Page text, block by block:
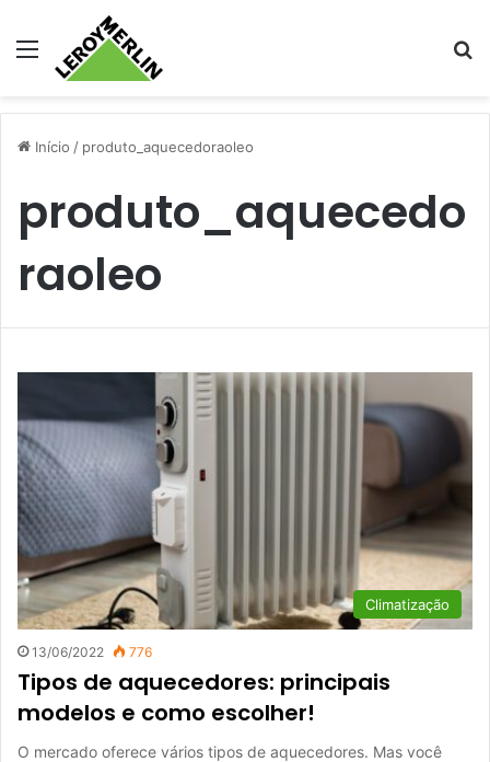
Menu
Início / produto_aquecedoraoleo
produto_aquecedo
raoleo
Climatização
13/06/2022 776
Tipos de aquecedores: principais
modelos e como escolher!
O mercado oferece vários tipos de aquecedores. Mas você